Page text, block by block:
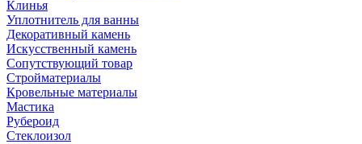
Клинья
Уплотнитель для ванны
Декоративный камень
Искусственный камень
Сопутствующий товар
Стройматериалы
Кровельные материалы
Мастика
Рубероид
Стеклоизол